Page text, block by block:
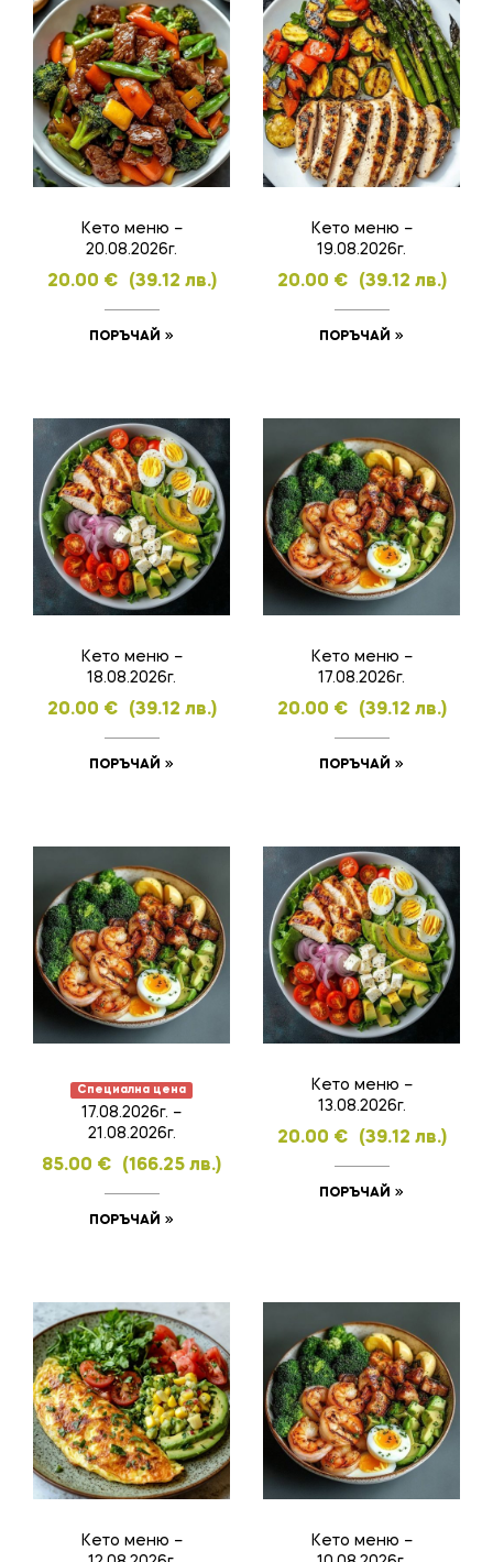
Кето меню –
20.08.2026г.
20.00 € (39.12 лв.)
ПОРЪЧАЙ
Кето меню –
19.08.2026г.
20.00 € (39.12 лв.)
ПОРЪЧАЙ
Кето меню –
18.08.2026г.
20.00 € (39.12 лв.)
ПОРЪЧАЙ
Кето меню –
17.08.2026г.
20.00 € (39.12 лв.)
ПОРЪЧАЙ
Специална цена
17.08.2026г. –
21.08.2026г.
85.00 € (166.25 лв.)
ПОРЪЧАЙ
Кето меню –
13.08.2026г.
20.00 € (39.12 лв.)
ПОРЪЧАЙ
Кето меню –
Кето меню –